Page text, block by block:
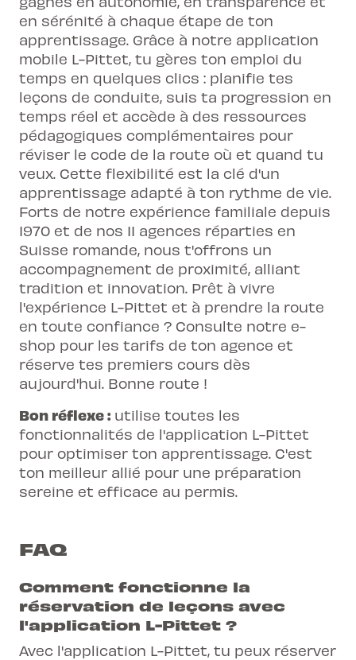
en sérénité à chaque étape de ton
apprentissage. Grâce à notre application
mobile L-Pittet, tu gères ton emploi du
temps en quelques clics : planifie tes
leçons de conduite, suis ta progression en
temps réel et accède à des ressources
pédagogiques complémentaires pour
réviser le code de la route où et quand tu
veux. Cette flexibilité est la clé d'un
apprentissage adapté à ton rythme de vie.
Forts de notre expérience familiale depuis
1970 et de nos 11 agences réparties en
Suisse romande, nous t'offrons un
accompagnement de proximité, alliant
tradition et innovation. Prêt à vivre
l'expérience L-Pittet et à prendre la route
en toute confiance ? Consulte notre e-
shop pour les tarifs de ton agence et
réserve tes premiers cours dès
aujourd'hui. Bonne route !
Bon réflexe : utilise toutes les
fonctionnalités de l'application L-Pittet
pour optimiser ton apprentissage. C'est
ton meilleur allié pour une préparation
sereine et efficace au permis.
FAQ
Comment fonctionne la
réservation de leçons avec
l'application L-Pittet ?
Avec l'application L-Pittet, tu peux réserver